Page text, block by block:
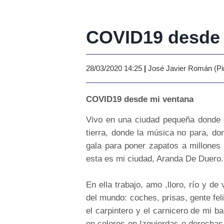
COVID19
28/03/2020 14:25 | José Javier Román
COVID19 desde mi ventana
Vivo en una ciudad pequeña
tierra, donde la música no para,
gala para poner zapatos a
esta es mi ciudad, Aranda De Duero.
En ella trabajo, amo ,lloro, río y de
del mundo: coches, prisas, gente
el carpintero y el carnicero de mi